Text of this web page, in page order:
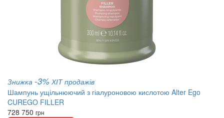
Знижка -3% ХІТ продажів
Шампунь ущільнюючий з гіалуроновою кислотою Alter Ego
CUREGO FILLER
728 750 грн